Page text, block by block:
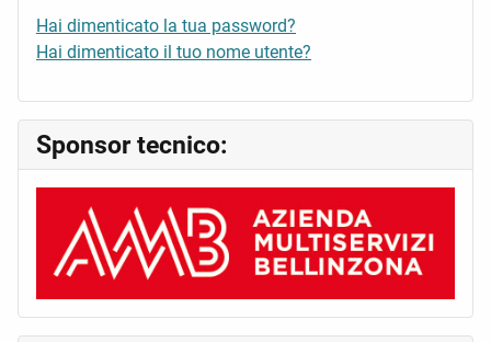
Hai dimenticato la tua password?
Hai dimenticato il tuo nome utente?
Sponsor tecnico: